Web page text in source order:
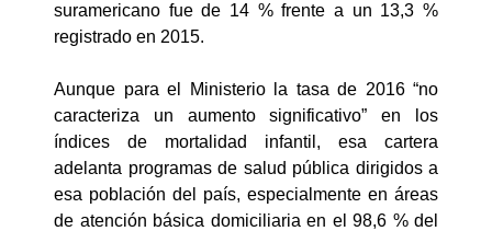
suramericano fue de 14 % frente a un 13,3 %
registrado en 2015.
Aunque para el Ministerio la tasa de 2016 “no
caracteriza un aumento significativo” en los
índices de mortalidad infantil, esa cartera
adelanta programas de salud pública dirigidos a
esa población del país, especialmente en áreas
de atención básica domiciliaria en el 98,6 % del